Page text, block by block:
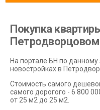
Покупка
Петродворцовом
На портале БН по
новостройках в
Стоимость самого
самого дорогого - 6 800
от 25 м2 до 25 м2.